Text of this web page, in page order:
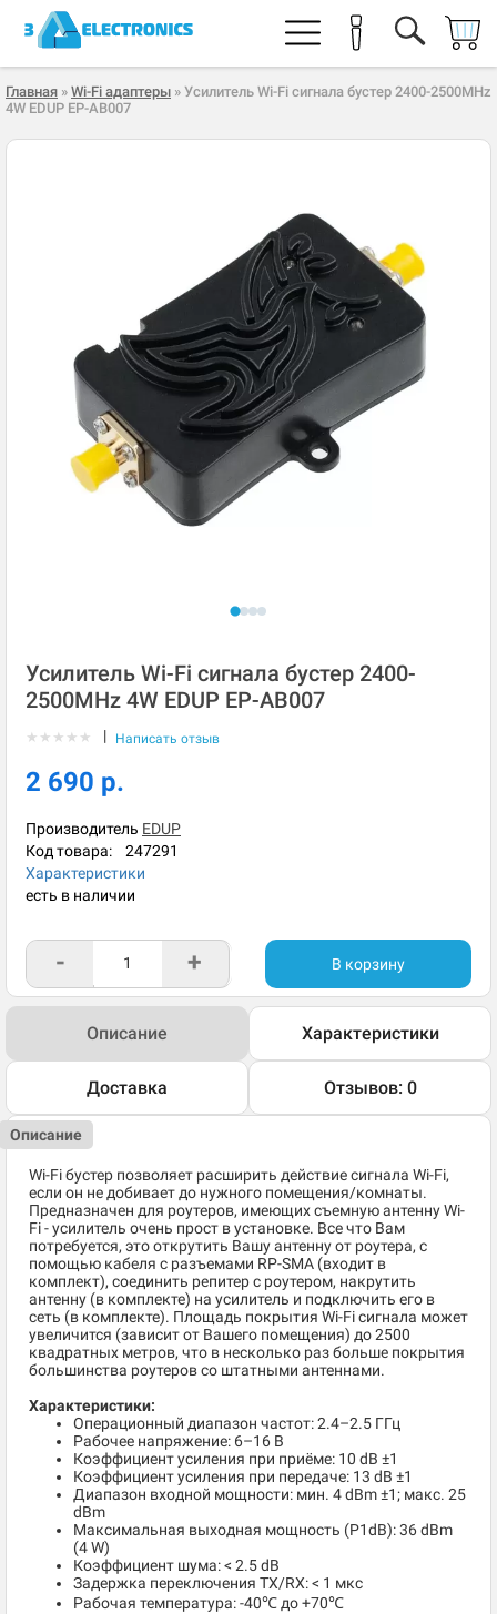
Главная » Wi-Fi адаптеры » Усилитель Wi-Fi сигнала бустер 2400-2500MHz
4W EDUP EP-AB007
Усилитель Wi-Fi сигнала бустер 2400-
2500MHz 4W EDUP EP-AB007
★ ★ ★ ★ ★ | Написать отзыв
2 690 р.
Производитель EDUP
Код товара: 247291
Характеристики
есть в наличии
- + В корзину
Описание Характеристики
Доставка Отзывов: 0
Описание
Wi-Fi бустер позволяет расширить действие сигнала Wi-Fi,
если он не добивает до нужного помещения/комнаты.
Предназначен для роутеров, имеющих съемную антенну Wi-
Fi - усилитель очень прост в установке. Все что Вам
потребуется, это открутить Вашу антенну от роутера, с
помощью кабеля с разъемами RP-SMA (входит в
комплект), соединить репитер с роутером, накрутить
антенну (в комплекте) на усилитель и подключить его в
сеть (в комплекте). Площадь покрытия Wi-Fi сигнала может
увеличится (зависит от Вашего помещения) до 2500
квадратных метров, что в несколько раз больше покрытия
большинства роутеров со штатными антеннами.
Характеристики:
Операционный диапазон частот: 2.4–2.5 ГГц
Рабочее напряжение: 6–16 В
Коэффициент усиления при приёме: 10 dB ±1
Коэффициент усиления при передаче: 13 dB ±1
Диапазон входной мощности: мин. 4 dBm ±1; макс. 25
dBm
Максимальная выходная мощность (P1dB): 36 dBm
(4 W)
Коэффициент шума: < 2.5 dB
Задержка переключения TX/RX: < 1 мкс
Рабочая температура: -40℃ до +70℃